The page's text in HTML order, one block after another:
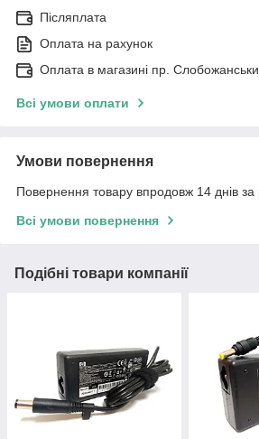
Післяплата
Оплата на рахунок
Оплата в магазині пр.
Всі умови оплати
Умови повернення
Повернення товару впродовж 14 днів за
Всі умови повернення
Подібні товари компанії